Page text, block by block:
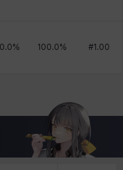
% 100.0% #1.00